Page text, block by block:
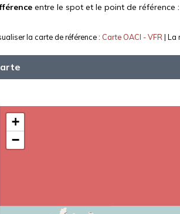
entre le spot et le point de référence :
la carte de référence : Carte OACI - VFR| La